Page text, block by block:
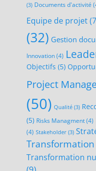
(3) Documents d'activité
Equipe de projet
(32) Gestion
Innovation(4)
Objectifs (5)
Project
(50) Qualité (3)
(5) Risks Managment(4)
(4) Stakeholder (3)
Transformation